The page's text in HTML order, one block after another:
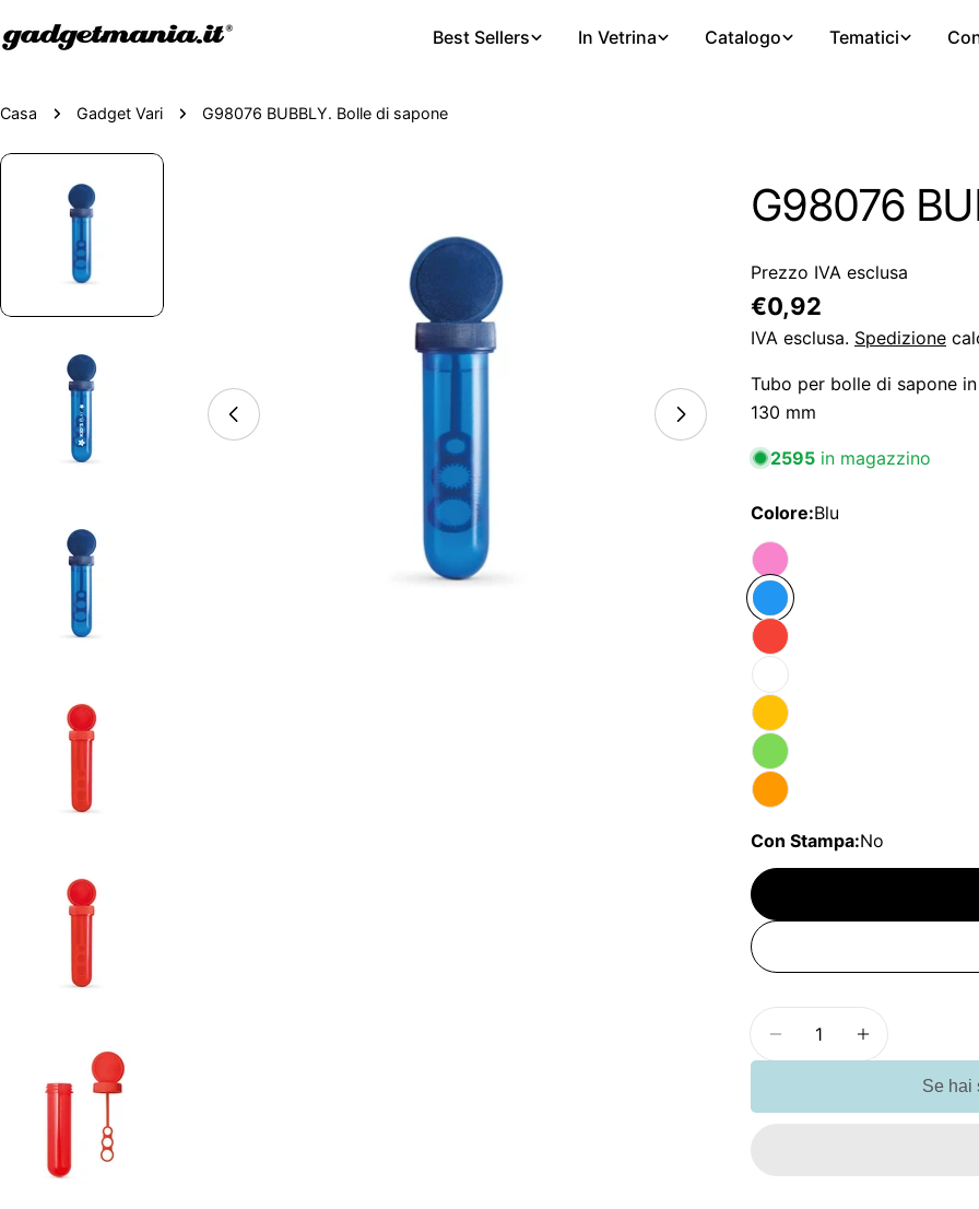
Best Sellers In Vetrina Catalogo Tematici
Casa Gadget Vari G98076 BUBBLY. Bolle di sapone
G98076
Prezzo IVA esclusa
Prezzo
regolare
€0,92
IVA esclusa. Spedizione
Tubo per bolle di sapone
130 mm
2595 in magazzino
Colore:Blu
Con Stampa:No
Diminuisci laAumenta
Se hai